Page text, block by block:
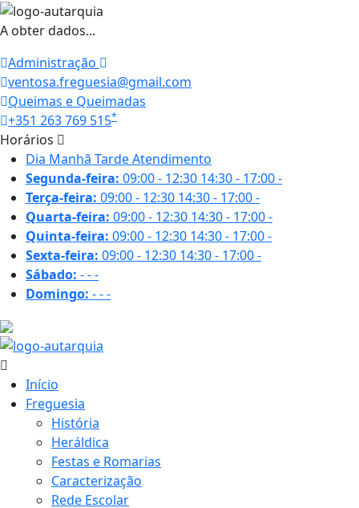
A obter dados...
Administração
ventosa.freguesia@gmail.com
Queimas e Queimadas
+351 263 769 515*
Horários
Dia Manhã TardeAtendimento
Segunda-feira: 09:00 - 12:30 14:30 - 17:00-
Terça-feira: 09:00 - 12:30 14:30 - 17:00-
Quarta-feira: 09:00 - 12:30 14:30 - 17:00-
Quinta-feira: 09:00 - 12:30 14:30 - 17:00-
Sexta-feira: 09:00 - 12:30 14:30 - 17:00-
Sábado: ---
Domingo: ---
Início
Freguesia
História
Heráldica
Festas e Romarias
Caracterização
Rede Escolar